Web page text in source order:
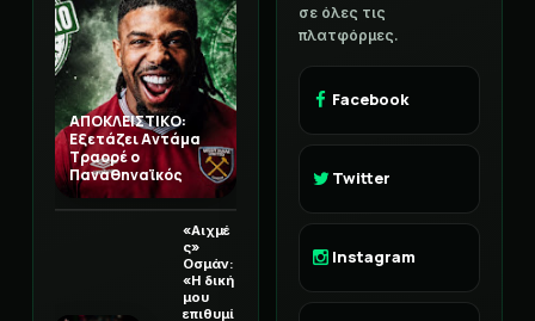
ΑΠΟΚΛΕΙΣΤΙΚΟ:
Εξετάζει Αντάμα
Τραορέ ο
Παναθηναϊκός
«Αιχμέ
ς»
Οσμάν:
«Η δική
μου
επιθυμί
σε όλες τις
πλατφόρμες.
Facebook
Twitter
Instagram